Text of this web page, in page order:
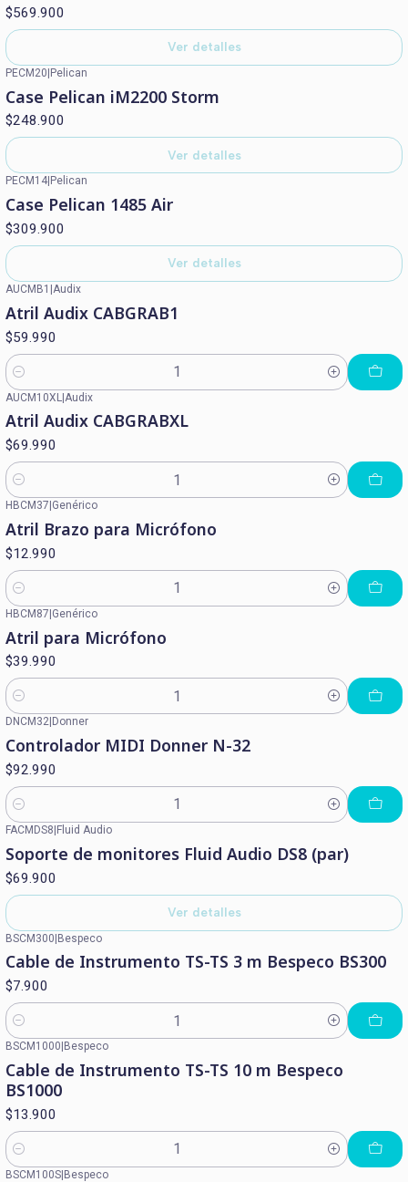
$569.900
Ver detalles
Agotado
PECM20|Pelican
Case Pelican iM2200 Storm
$248.900
Ver detalles
PECM14 Pelican
Case Pelican 1485 Air
$309.900
Ver detalles
AUCMB1 Audix
Atril Audix CABGRAB1
$59.990
Cantidad
AUCM10XL |Audix
Atril Audix CABGRABXL
$69.990
Cantidad
HBCM37 Genérico
Atril Brazo para Micrófono
$12.990
Cantidad
HBCM87|Genérico
Atril para Micrófono
$39.990
Cantidad
DNCM32 Donner
Controlador MIDI Donner N-32
$92.990
Cantidad
Agotado
FACMDS8 Fluid Audio
Soporte de monitores Fluid Audio DS8 (par)
$69.900
Ver detalles
BSCM300|Bespeco
Cable de Instrumento TS-TS 3 m Bespeco BS300
$7.900
Cantidad
BSCM1000 Bespeco
Cable de Instrumento TS-TS 10 m Bespeco
BS1000
$13.900
Cantidad
BSCM100S|Bespeco